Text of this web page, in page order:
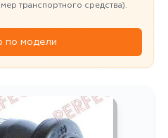
транспортного средства).
по модели